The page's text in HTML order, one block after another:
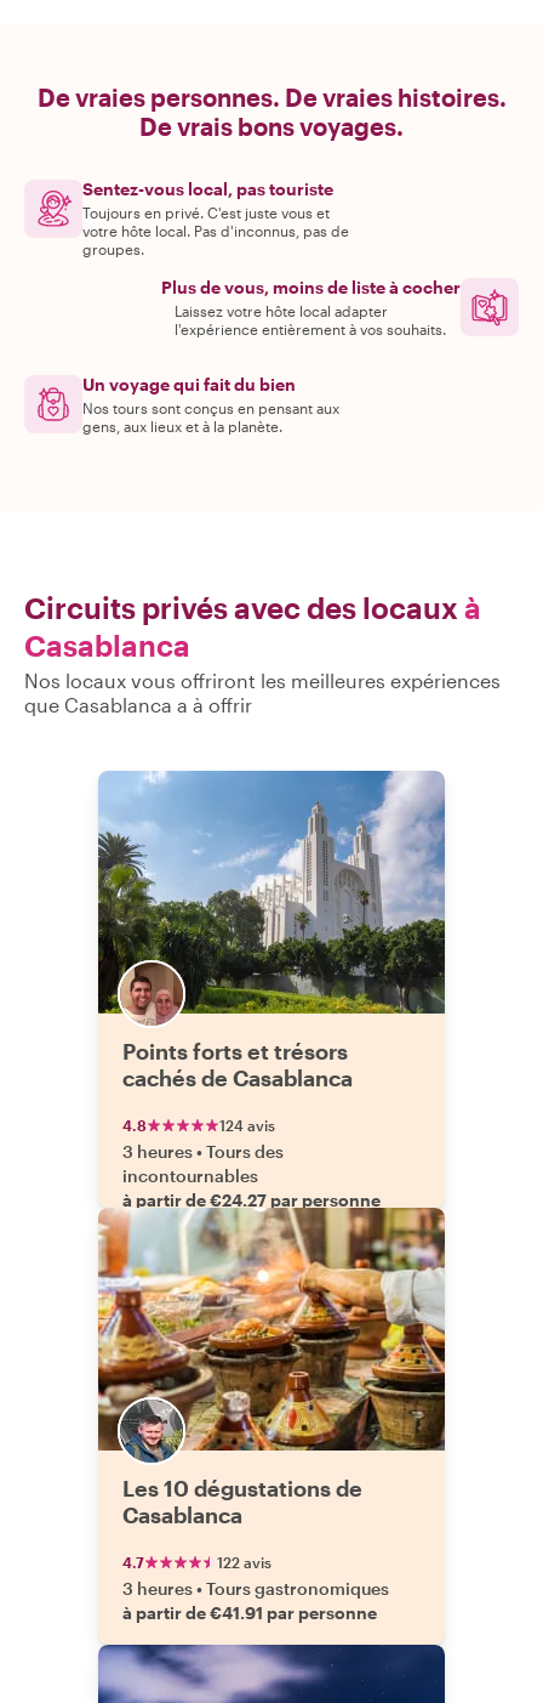
De vraies personnes. De vraies histoires.
De vrais bons voyages.
Sentez-vous local, pas touriste
Toujours en privé. C'est juste vous et
votre hôte local. Pas d'inconnus, pas de
groupes.
Plus de vous, moins de liste à cocher
Laissez votre hôte local adapter
l'expérience entièrement à vos souhaits.
Un voyage qui fait du bien
Nos tours sont conçus en pensant aux
gens, aux lieux et à la planète.
Circuits privés avec des locaux à
Casablanca
Nos locaux vous offriront les meilleures expériences
que Casablanca a à offrir
Points forts et trésors
cachés de Casablanca
4.8 124 avis
3 heures•Tours des
incontournables
à partir de €24.27 par personne
Les 10 dégustations de
Casablanca
4.7 122 avis
3 heures•Tours gastronomiques
à partir de €41.91 par personne